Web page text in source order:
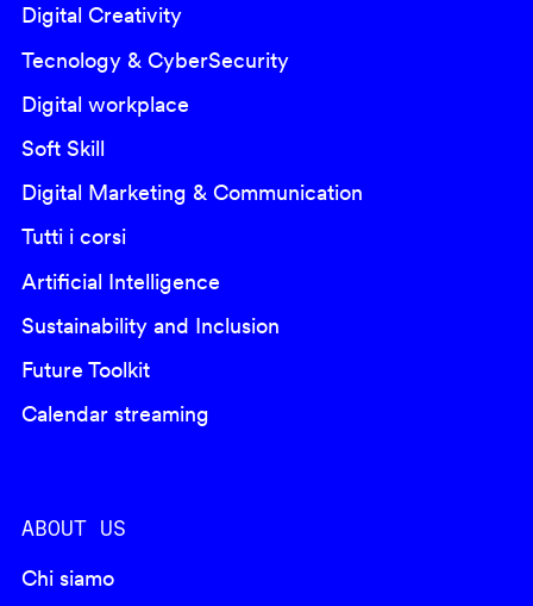
Digital Creativity
Tecnology & CyberSecurity
Digital workplace
Soft Skill
Digital Marketing & Communication
Tutti i corsi
Artificial Intelligence
Sustainability and Inclusion
Future Toolkit
Calendar streaming
ABOUT US
Chi siamo